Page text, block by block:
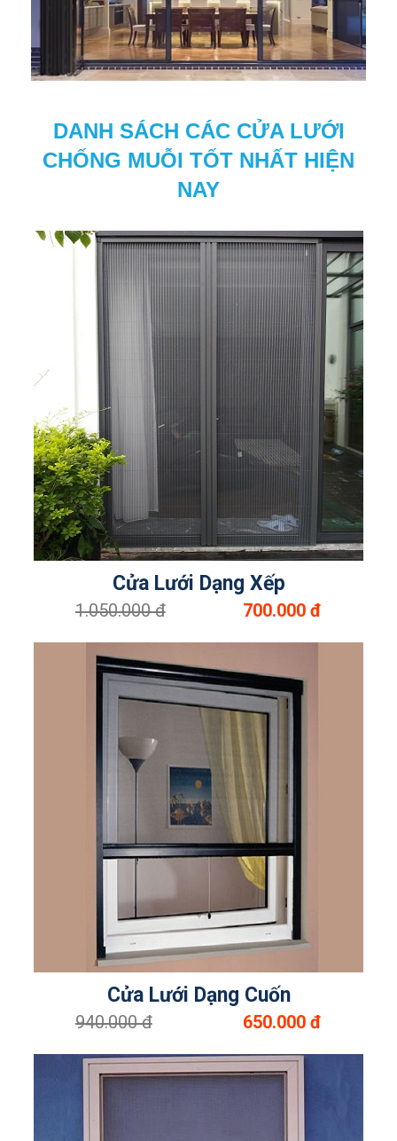
DANH SÁCH CÁC CỬA LƯỚI
CHỐNG MUỖI TỐT NHẤT HIỆN
NAY
Cửa Lưới Dạng Xếp
1.050.000 đ 700.000 đ
Cửa Lưới Dạng Cuốn
940.000 đ 650.000 đ